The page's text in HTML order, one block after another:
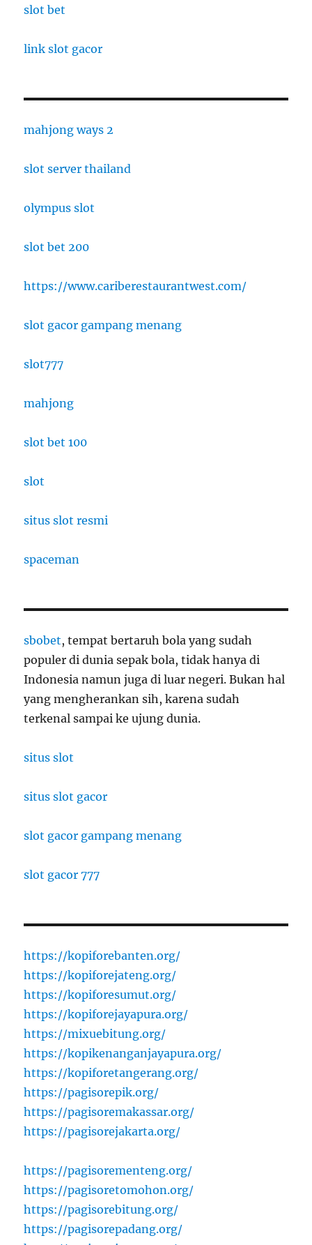
slot bet
link slot gacor
mahjong ways 2
slot server thailand
olympus slot
slot bet 200
https://www.cariberestaurantwest.com/
slot gacor gampang menang
slot777
mahjong
slot bet 100
slot
situs slot resmi
spaceman
sbobet, tempat bertaruh bola yang sudah
populer di dunia sepak bola, tidak hanya di
Indonesia namun juga di luar negeri. Bukan hal
yang mengherankan sih, karena sudah
terkenal sampai ke ujung dunia.
situs slot
situs slot gacor
slot gacor gampang menang
slot gacor 777
https://kopiforebanten.org/
https://kopiforejateng.org/
https://kopiforesumut.org/
https://kopiforejayapura.org/
https://mixuebitung.org/
https://kopikenanganjayapura.org/
https://kopiforetangerang.org/
https://pagisorepik.org/
https://pagisoremakassar.org/
https://pagisorejakarta.org/
https://pagisorementeng.org/
https://pagisoretomohon.org/
https://pagisorebitung.org/
https://pagisorepadang.org/